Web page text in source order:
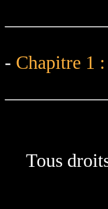
- Chapitre 1
Tous